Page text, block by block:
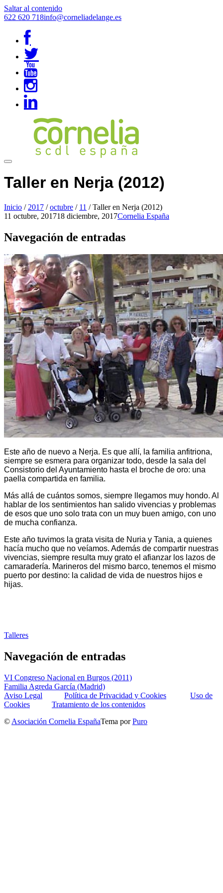
Saltar al contenido
622 620 718info@corneliadelange.es
Taller en Nerja (2012)
Inicio / 2017 / octubre / 11 / Taller en Nerja (2012)
11 octubre, 201718 diciembre, 2017Cornelia España
Navegación de entradas
Este año de nuevo a Nerja. Es que allí, la familia anfitriona,
siempre se esmera para organizar todo, desde la sala del
Consistorio del Ayuntamiento hasta el broche de oro: una
paella compartida en familia.
Más allá de cuántos somos, siempre llegamos muy hondo. Al
hablar de los sentimientos han salido vivencias y problemas
de esos que uno solo trata con un muy buen amigo, con uno
de mucha confianza.
Este año tuvimos la grata visita de Nuria y Tania, a quienes
hacía mucho que no veíamos. Además de compartir nuestras
vivencias, siempre resulta muy grato el afianzar los lazos de
camaradería. Marineros del mismo barco, tenemos el mismo
puerto por destino: la calidad de vida de nuestros hijos e
hijas.
Talleres
Navegación de entradas
VI Congreso Nacional en Burgos (2011)
Familia Agreda García (Madrid)
Aviso Legal
Política de Privacidad y Cookies
Uso de
Cookies
Tratamiento de los contenidos
© Asociación Cornelia EspañaTema porPuro